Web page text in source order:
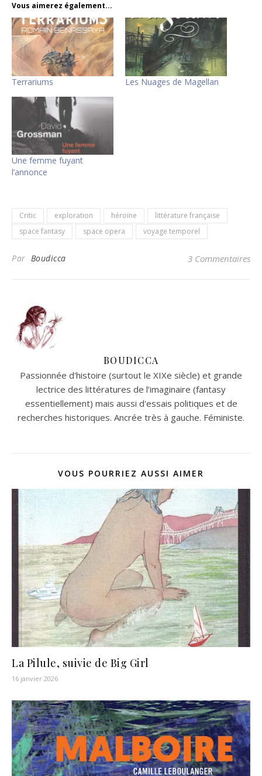
Vous aimerez également...
Terrariums Les Nuages de Magellan
Une femme fuyant
l’annonce
Critic exploration héroïne
littérature française
space fantasy
space opera voyage temporel
Par Boudicca 3 Commentaires
BOUDICCA
Passionnée d'histoire (surtout le XIXe siècle) et grande
lectrice des littératures de l’imaginaire (fantasy
essentiellement) mais aussi d'essais politiques et de
recherches historiques. Ancrée très à gauche. Féministe.
VOUS POURRIEZ AUSSI AIMER
La Pilule, suivie de Big Girl
16 janvier 2026